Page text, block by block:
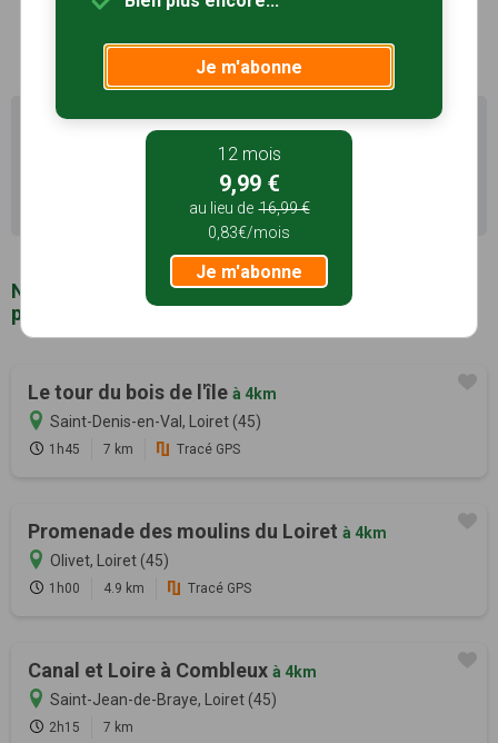
Il existe d'autres sentiers de randonnée à Orléans (45)
pour découvrir le terroir
Recherche avancée Orléans
Notre sélection de sentiers de randonnée à
proximité de Orléans (45)
Le tour du bois de l'île à 4km
Saint-Denis-en-Val, Loiret (45)
1h45 7 km Tracé GPS
Promenade des moulins du Loiret à 4km
Olivet, Loiret (45)
1h00 4.9 km Tracé GPS
Canal et Loire à Combleux à 4km
Saint-Jean-de-Braye, Loiret (45)
2h15 7 km
Je m'abonne
12 mois
9,99 €
au lieu de 16,99 €
0,83€/mois
Je m'abonne